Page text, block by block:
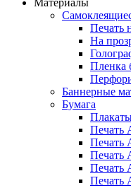
Материалы
Печать
На
Пленка
Баннерные
Бумага
Печать
Печать
Печать
Печать
Печать